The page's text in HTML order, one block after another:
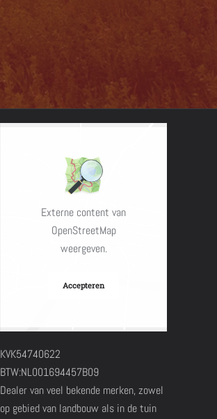
Externe content van
OpenStreetMap
weergeven.
Accepteren
KVK54740622
BTW:NL001694457B09
Dealer van veel bekende merken, zowel
op gebied van landbouw als in de tuin